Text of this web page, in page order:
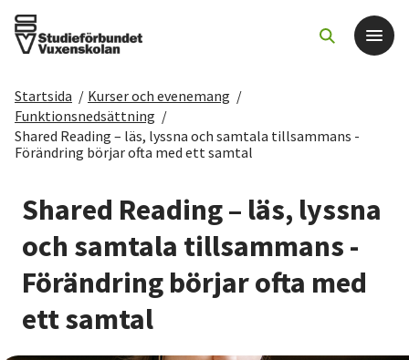
Det här gör vi
För dig som
Sök kurser och evenemang
Om SV
Starta studiecirkel
Startsida / Kurser och evenemang /
Funktionsnedsättning /
Shared Reading – läs, lyssna och samtala tillsammans -
Förändring börjar ofta med ett samtal
Shared Reading – läs, lyssna
och samtala tillsammans -
Förändring börjar ofta med
ett samtal